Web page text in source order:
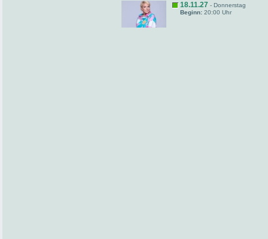
18.11.27 - Donnerstag
Beginn: 20:00 Uhr